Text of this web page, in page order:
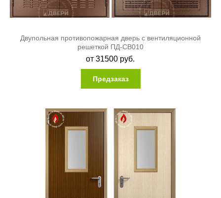
Двупольная противопожарная дверь с вентиляционной
решеткой ПД-СВ010
от31500 руб.
Предзаказ